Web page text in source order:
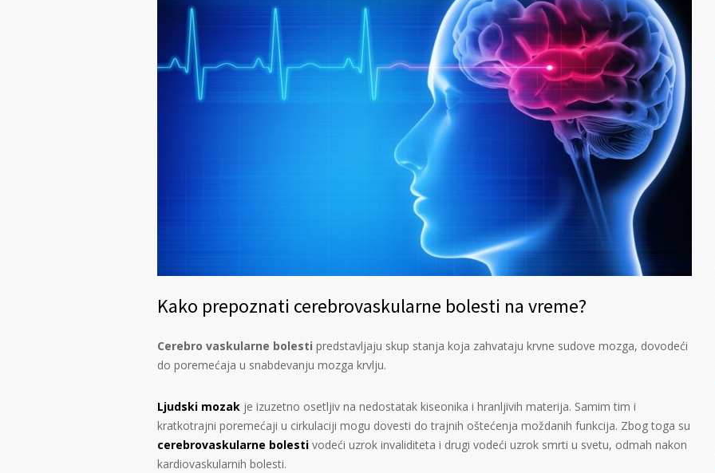
Kako prepoznati cerebrovaskularne bolesti na vreme?
Cerebro vaskularne bolesti predstavljaju skup stanja koja zahvataju krvne sudove mozga, dovodeći
do poremećaja u snabdevanju mozga krvlju.
Ljudski mozak je izuzetno osetljiv na nedostatak kiseonika i hranljivih materija. Samim tim i
kratkotrajni poremećaji u cirkulaciji mogu dovesti do trajnih oštećenja moždanih funkcija. Zbog toga su
cerebrovaskularne bolesti vodeći uzrok invaliditeta i drugi vodeći uzrok smrti u svetu, odmah nakon
kardiovaskularnih bolesti.